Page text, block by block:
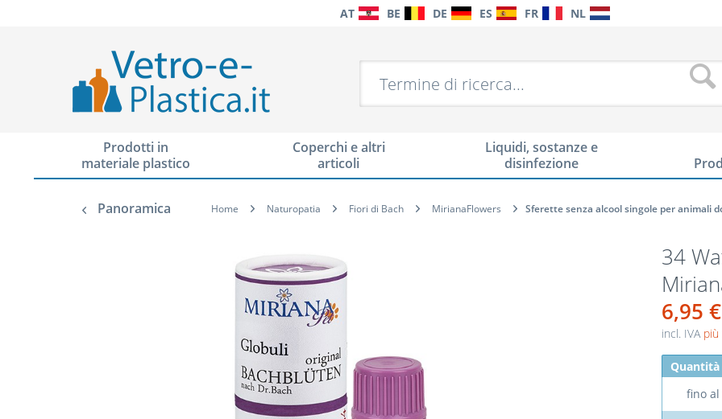
AT BE DE ES FR NL
Prodotti in
materiale plastico
Coperchi e altri
articoli
Liquidi, sostanze e
disinfezione
Panoramica Home Naturopatia Fiori di Bach MirianaFlowers Sferette senza alcool singole per animali
34
6,95 €
incl. IVA più
Quantità
fino al